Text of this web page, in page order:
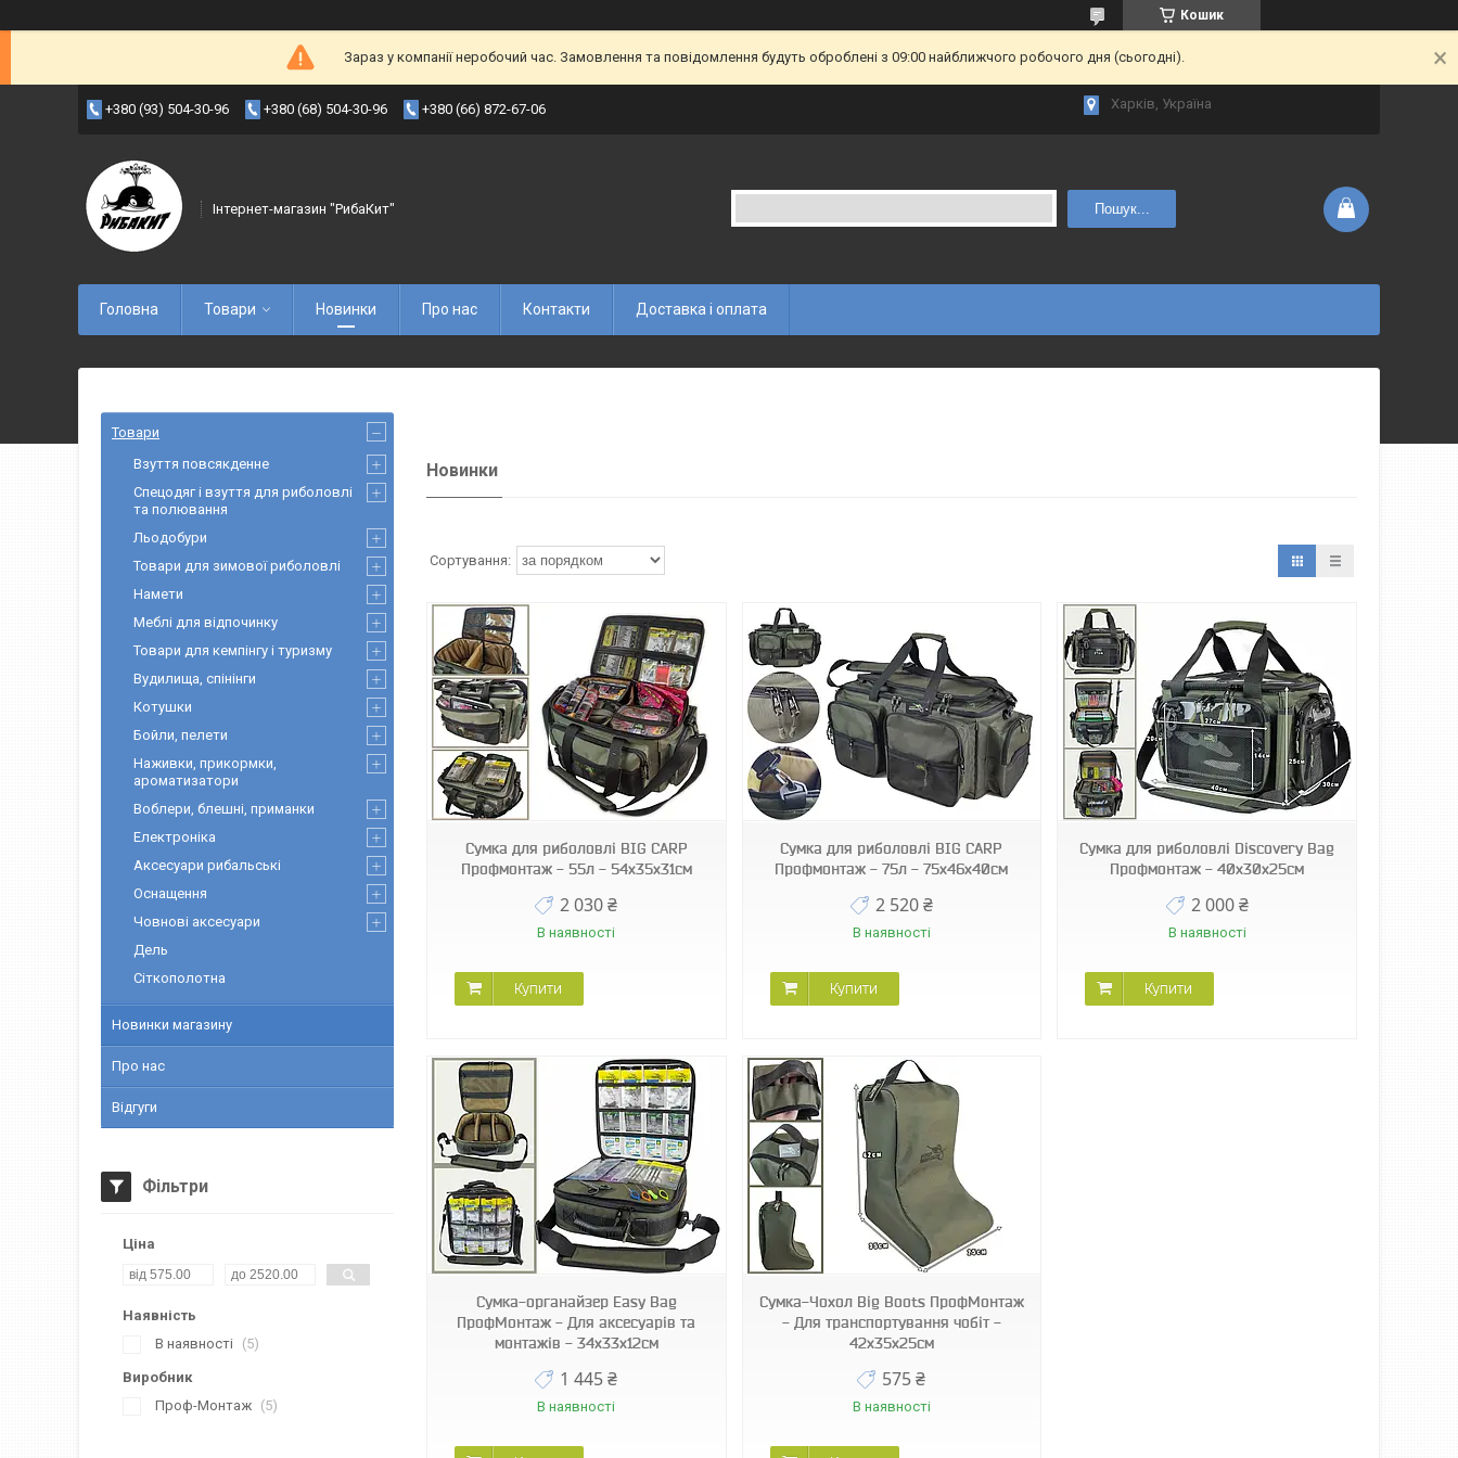
Кошик
Зараз у компанії неробочий час. Замовлення та повідомлення будуть оброблені з 09:00 найближчого робочого дня (сьогодні).
+380 (93) 504-30-96 +380 (68) 504-30-96 +380 (66) 872-67-06 Харків, Україна
Інтернет-магазин "РибаКит" Пошук...
Головна Товари Новинки Про нас Контакти Доставка і оплата
Новинки
145827-AMN122626
Сумка для риболовлі BIG CARP
Профмонтаж - 55л - 54x35x31см
2 030 ₴
В наявності
Купити
145828-AMN122616
Сумка для риболовлі BIG CARP
Профмонтаж - 75л - 75x46x40см
2 520 ₴
В наявності
Купити
145829-AMN122696
Сумка для риболовлі Discovery Bag
Профмонтаж - 40x30x25см
2 000 ₴
В наявності
Купити
Сумка-органайзер Easy Bag
ПрофМонтаж - Для аксесуарів та
монтажів - 34x33x12см
1 445 ₴
В наявності
145831-AMN122655
Сумка-Чохол Big Boots ПрофМонтаж
- Для транспортування чобіт -
42x35x25см
575 ₴
В наявності
Товари
Взуття повсякденне
Спецодяг і взуття для риболовлі
та полювання
Льодобури
Товари для зимової риболовлі
Намети
Меблі для відпочинку
Товари для кемпінгу і туризму
Вудилища, спінінги
Котушки
Бойли, пелети
Наживки, прикормки,
ароматизатори
Воблери, блешні, приманки
Електроніка
Аксесуари рибальські
Оснащення
Човнові аксесуари
Дель
Сіткополотна
Новинки магазину
Про нас
Відгуги
Фільтри
Ціна
Наявність
В наявності
5
Виробник
Проф-Монтаж
5